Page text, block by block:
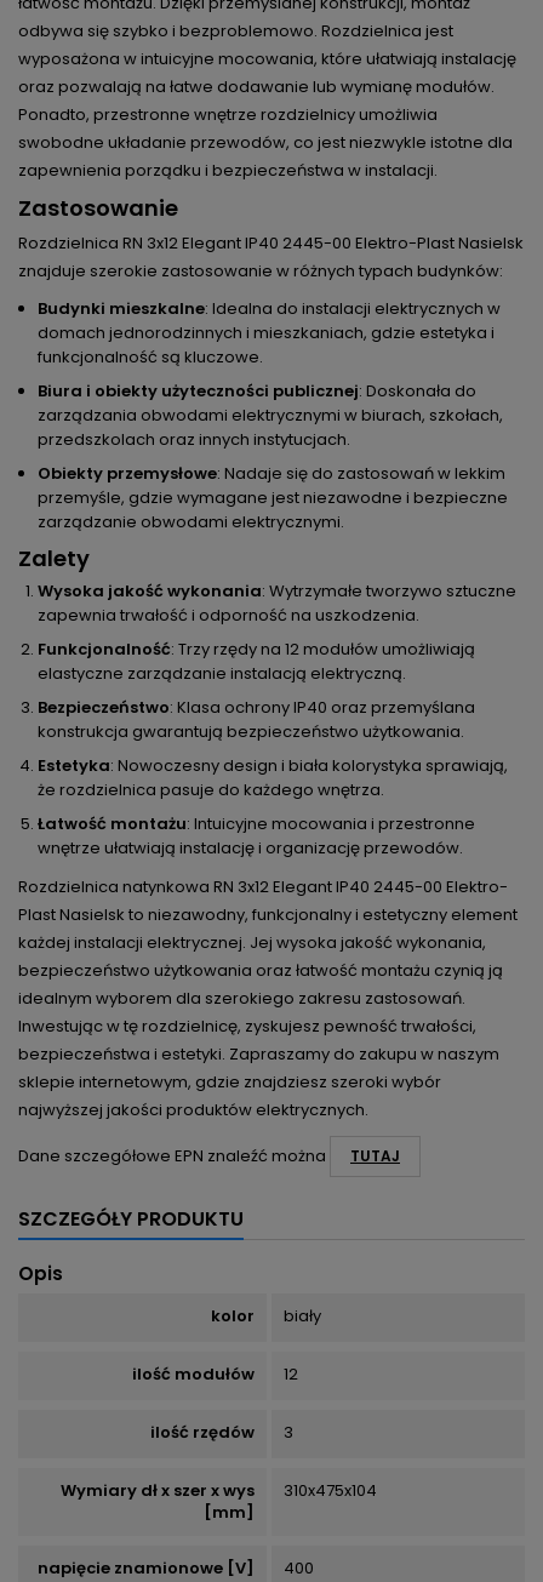
odbywa się szybko i bezproblemowo. Rozdzielnica jest
wyposażona w intuicyjne mocowania, które ułatwiają instalację
oraz pozwalają na łatwe dodawanie lub wymianę modułów.
Ponadto, przestronne wnętrze rozdzielnicy umożliwia
swobodne układanie przewodów, co jest niezwykle istotne dla
zapewnienia porządku i bezpieczeństwa w instalacji.
Zastosowanie
Rozdzielnica RN 3x12 Elegant IP40 2445-00 Elektro-Plast Nasielsk
znajduje szerokie zastosowanie w różnych typach budynków:
Budynki mieszkalne: Idealna do instalacji elektrycznych w
domach jednorodzinnych i mieszkaniach, gdzie estetyka i
funkcjonalność są kluczowe.
Biura i obiekty użyteczności publicznej: Doskonała do
zarządzania obwodami elektrycznymi w biurach, szkołach,
przedszkolach oraz innych instytucjach.
Obiekty przemysłowe: Nadaje się do zastosowań w lekkim
przemyśle, gdzie wymagane jest niezawodne i bezpieczne
zarządzanie obwodami elektrycznymi.
Zalety
Wysoka jakość wykonania: Wytrzymałe tworzywo sztuczne
zapewnia trwałość i odporność na uszkodzenia.
Funkcjonalność: Trzy rzędy na 12 modułów umożliwiają
elastyczne zarządzanie instalacją elektryczną.
Bezpieczeństwo: Klasa ochrony IP40 oraz przemyślana
konstrukcja gwarantują bezpieczeństwo użytkowania.
Estetyka: Nowoczesny design i biała kolorystyka sprawiają,
że rozdzielnica pasuje do każdego wnętrza.
Łatwość montażu: Intuicyjne mocowania i przestronne
wnętrze ułatwiają instalację i organizację przewodów.
Rozdzielnica natynkowa RN 3x12 Elegant IP40 2445-00 Elektro-
Plast Nasielsk to niezawodny, funkcjonalny i estetyczny element
każdej instalacji elektrycznej. Jej wysoka jakość wykonania,
bezpieczeństwo użytkowania oraz łatwość montażu czynią ją
idealnym wyborem dla szerokiego zakresu zastosowań.
Inwestując w tę rozdzielnicę, zyskujesz pewność trwałości,
bezpieczeństwa i estetyki. Zapraszamy do zakupu w naszym
sklepie internetowym, gdzie znajdziesz szeroki wybór
najwyższej jakości produktów elektrycznych.
Dane szczegółowe EPN znaleźć można
TUTAJ
SZCZEGÓŁY PRODUKTU
Opis
kolor biały
ilość modułów 12
ilość rzędów 3
Wymiary dł x szer x wys
[mm]
310x475x104
napięcie znamionowe [V] 400